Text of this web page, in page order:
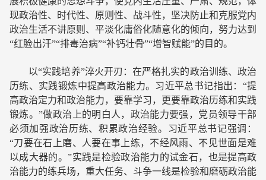
现政治性、时代性、原则性、战斗性，坚决防止和克服党内
政治生活不讲原则、平淡化庸俗化随意化的倾向，努力达到
“红脸出汗”“排毒治病”“补钙壮骨”“增智赋能”的目的。
以“实践培养”淬火开刃：在严格扎实的政治训练、政治
历练、实践锻炼中提高政治能力。习近平总书记指出：“提
高政治定力和政治能力，要靠学习，更要靠政治历练和实践
锻炼。”做政治上的明白人，政治能力要强，党员领导干部
必须加强政治历练、积累政治经验。习近平总书记强调：
“刀要在石上磨、人要在事上练，不经风雨、不见世面是难
以成大器的。”实践是检验政治能力的试金石，也是提高政
治能力的练兵场，重大任务、斗争一线是检验和磨砺政治能